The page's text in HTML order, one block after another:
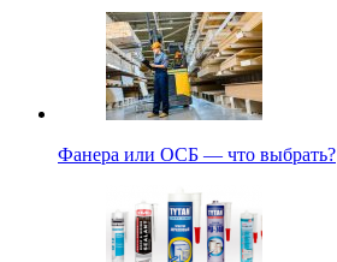
Фанера или ОСБ — что выбрать?